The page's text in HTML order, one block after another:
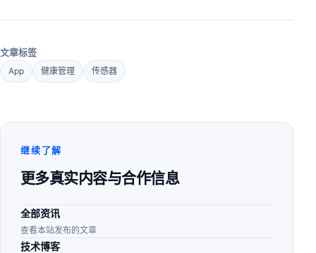
文章标签
App 健康管理 传感器
继续了解
更多真实内容与合作信息
全部资讯
查看本站发布的文章
技术博客